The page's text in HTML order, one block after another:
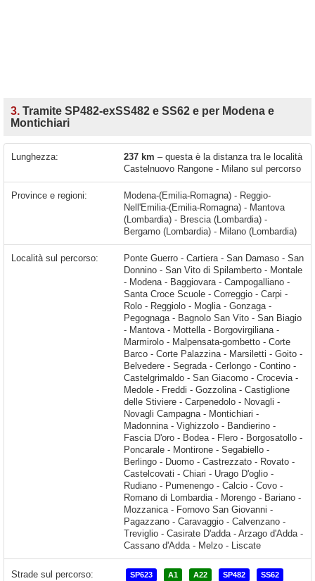
3. Tramite SP482-exSS482 e SS62 e per Modena e
Montichiari
Lunghezza: 237 km – questa è la distanza tra le località
Castelnuovo Rangone - Milano sul percorso
Province e regioni:
Modena-(Emilia-Romagna) - Reggio-
Nell'Emilia-(Emilia-Romagna) - Mantova
(Lombardia) - Brescia (Lombardia) -
Bergamo (Lombardia) - Milano (Lombardia)
Località sul percorso: Ponte Guerro - Cartiera - San Damaso - San Donnino - San Vito di Spilamberto - Montale - Modena - Baggiovara - Campogalliano - Santa Croce Scuole - Correggio - Carpi - Rolo - Reggiolo - Moglia - Gonzaga - Pegognaga - Bagnolo San Vito - San Biagio - Mantova - Mottella - Borgovirgiliana - Marmirolo - Malpensata-gombetto - Corte Barco - Corte Palazzina - Marsiletti - Goito - Belvedere - Segrada - Cerlongo - Contino - Castelgrimaldo - San Giacomo - Crocevia - Medole -
Strade sul percorso: SP623 A1 A22 SP482 SS62